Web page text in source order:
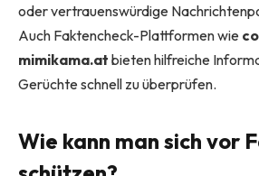
oder vertrauenswürdige
Auch Faktencheck-Plattformen wie
mimikama.at bieten hilfreiche
Gerüchte schnell zu überprüfen.
Wie kann man sich vor